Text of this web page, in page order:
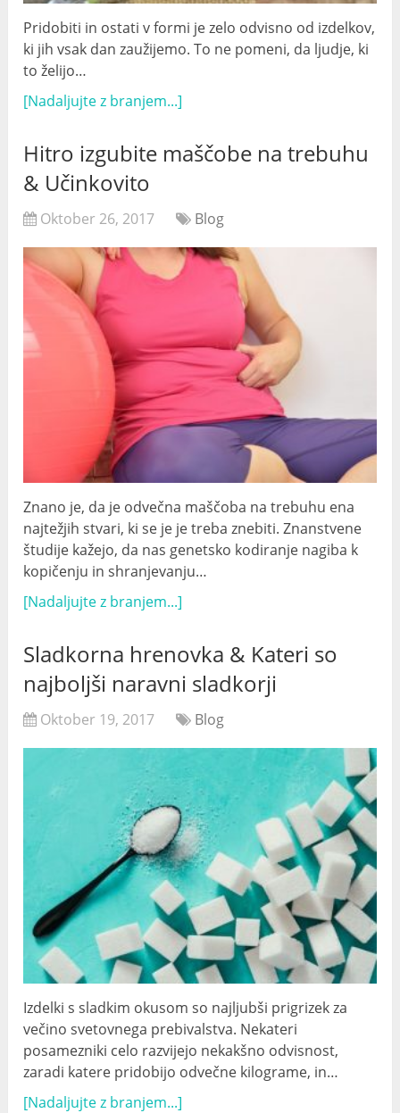
Pridobiti in ostati v formi je zelo odvisno od izdelkov,
ki jih vsak dan zaužijemo. To ne pomeni, da ljudje, ki
to želijo…
[Nadaljujte z branjem...]
Hitro izgubite maščobe na trebuhu
& Učinkovito
Oktober 26, 2017 Blog
Znano je, da je odvečna maščoba na trebuhu ena
najtežjih stvari, ki se je je treba znebiti. Znanstvene
študije kažejo, da nas genetsko kodiranje nagiba k
kopičenju in shranjevanju…
[Nadaljujte z branjem...]
Sladkorna hrenovka & Kateri so
najboljši naravni sladkorji
Oktober 19, 2017 Blog
Izdelki s sladkim okusom so najljubši prigrizek za
večino svetovnega prebivalstva. Nekateri
posamezniki celo razvijejo nekakšno odvisnost,
zaradi katere pridobijo odvečne kilograme, in…
[Nadaljujte z branjem...]